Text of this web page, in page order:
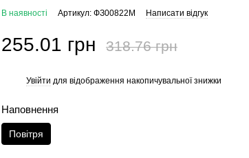
В наявності Артикул: ФЗ00822М Написати відгук
255.01 грн 318.76 грн
Увійти для відображення накопичувальної знижки
Наповнення
Повітря